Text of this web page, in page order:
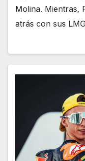
Molina. Mientras,
atrás con sus